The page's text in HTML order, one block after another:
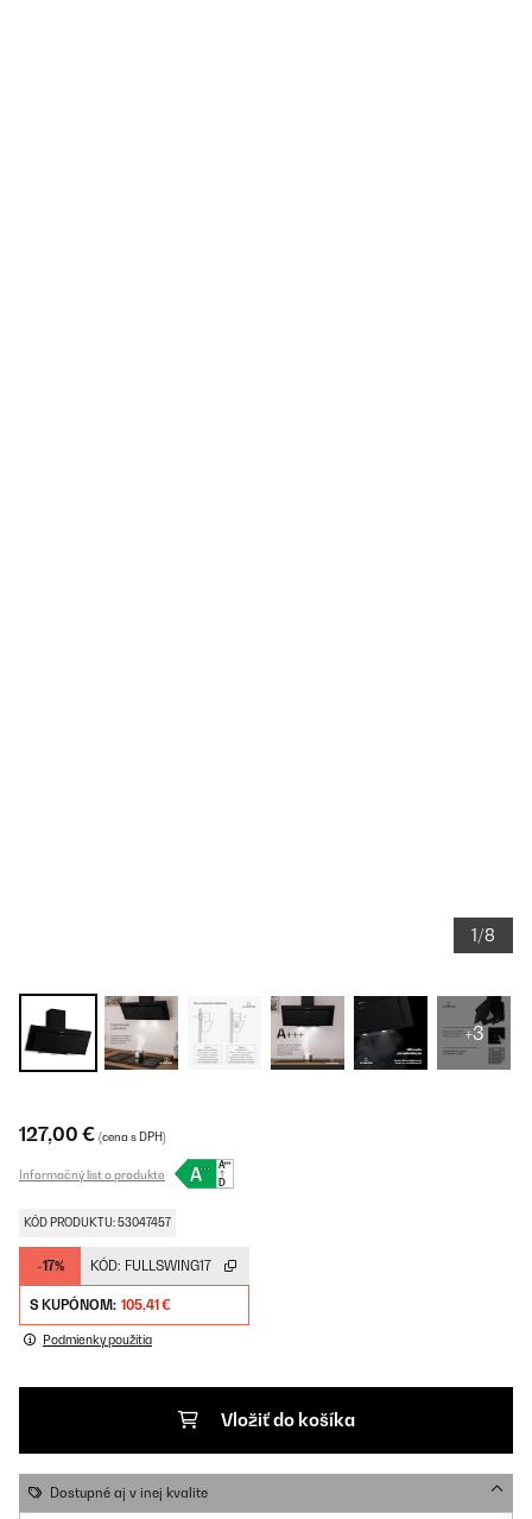
1/8
+3
127,00 € (cena s DPH)
Informačný list o produkte
KÓD PRODUKTU: 53047457
-17% KÓD: FULLSWING17
S KUPÓNOM: 105,41 €
Podmienky použitia
Vložiť do košíka
Dostupné aj v inej kvalite